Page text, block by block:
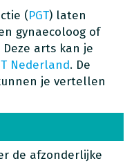
(PGT) laten
gynaecoloog of
arts kan je
Nederland. De
je vertellen
de afzonderlijke